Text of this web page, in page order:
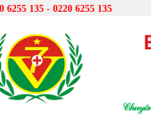
6255 135 - 0220 6255 135